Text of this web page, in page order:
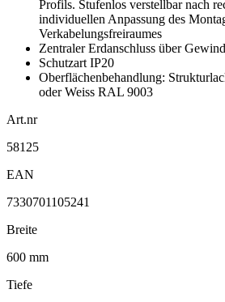
Profils. Stufenlos verstellbar nach
individuellen Anpassung des
Verkabelungsfreiraumes
Zentraler Erdanschluss über
Schutzart IP20
Oberflächenbehandlung:
oder Weiss RAL 9003
Art.nr
58125
EAN
7330701105241
Breite
600 mm
Tiefe